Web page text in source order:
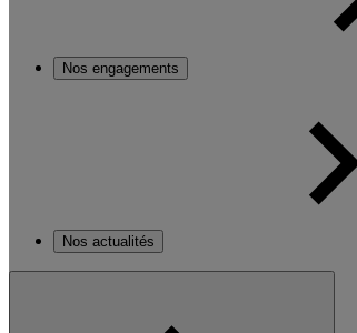
Nos engagements
Nos actualités